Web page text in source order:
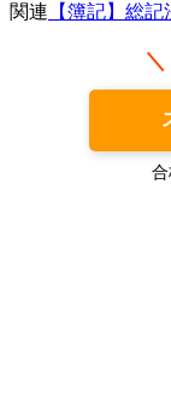
関連 【簿記】総
合